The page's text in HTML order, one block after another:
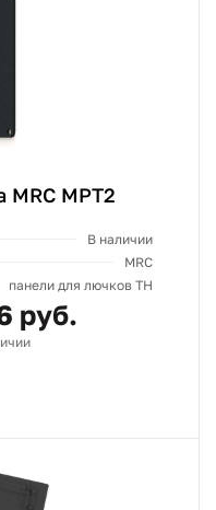
MRC MPT2
В наличии
MRC
панели для лючков TH
руб.